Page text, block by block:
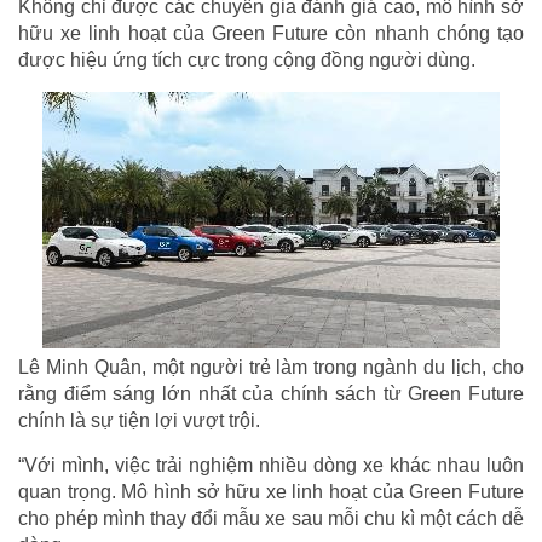
Không chỉ được các chuyên gia đánh giá cao, mô hình sở
hữu xe linh hoạt của Green Future còn nhanh chóng tạo
được hiệu ứng tích cực trong cộng đồng người dùng.
Lê Minh Quân, một người trẻ làm trong ngành du lịch, cho
rằng điểm sáng lớn nhất của chính sách từ Green Future
chính là sự tiện lợi vượt trội.
“Với mình, việc trải nghiệm nhiều dòng xe khác nhau luôn
quan trọng. Mô hình sở hữu xe linh hoạt của Green Future
cho phép mình thay đổi mẫu xe sau mỗi chu kì một cách dễ